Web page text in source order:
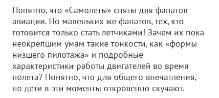
Понятно, что «Самолеты» сняты для фанатов
авиации. Но маленьких же фанатов, тех, кто
готовится только стать летчиками! Зачем их пока
неокрепшим умам такие тонкости, как «формы
низшего пилотажа» и подробные
характеристики работы двигателей во время
полета? Понятно, что для общего впечатления,
но дети в эти моменты откровенно скучают.